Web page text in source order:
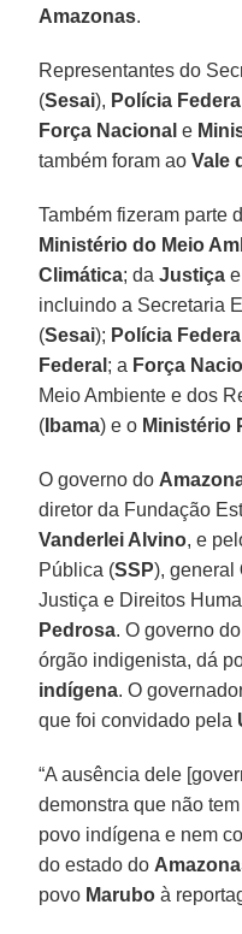
Amazonas.
Representantes do
(Sesai), Polícia Federal
Força Nacional e
também foram aoVale
Também fizeram parte
Ministério do Meio
Climática; daJustiça
incluindo a Secretaria
(Sesai); Polícia Federal
Federal ; a Força
Meio Ambiente e dos
( Ibama) e o Ministério
O governo do
diretor da Fundação
Vanderlei Alvino, e
Pública (SSP), general
Justiça e Direitos
Pedrosa. O governo do
órgão indigenista, dá
indígena. O
que foi convidado pela
“A ausência dele
demonstra que não
povo indígena e nem
do estado do
povo Marubo à